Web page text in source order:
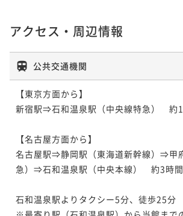
アクセス・周辺情報
公共交通機関
【東京方面から】
新宿駅⇒石和温泉駅（中央線特急）　約
【名古屋方面から】
名古屋駅⇒静岡駅（東海道新幹線）⇒甲
急）⇒石和温泉駅（中央本線）　約3時
石和温泉駅よりタクシー5分、徒歩25分